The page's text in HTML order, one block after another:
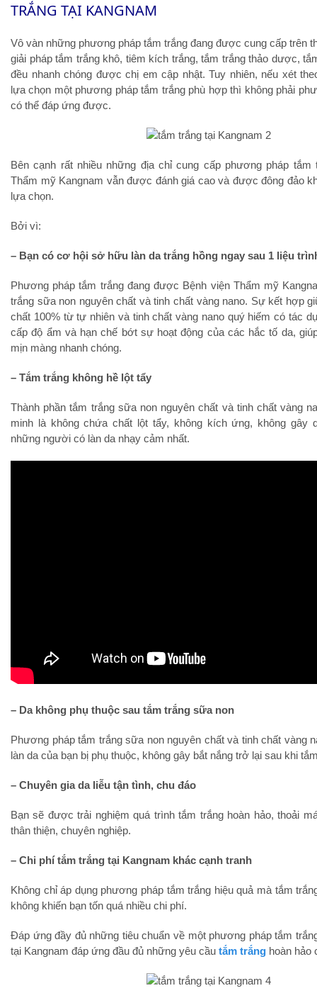
TRẮNG TẠI KANGNAM
Vô vàn những phương pháp tắm trắng đang được cung cấp trên
giải pháp tắm trắng khô, tiêm kích trắng, tắm trắng thảo dược,
đều nhanh chóng được chị em cập nhật. Tuy nhiên, nếu xét
lựa chọn một phương pháp tắm trắng phù hợp thì không phải
có thể đáp ứng được.
Bên cạnh rất nhiều những địa chỉ cung cấp phương pháp tắm
Thẩm mỹ Kangnam vẫn được đánh giá cao và được đông đảo
lựa chọn.
Bởi vì:
– Bạn có cơ hội sở hữu làn da trắng hồng ngay sau 1 liệu
Phương pháp tắm trắng đang được Bệnh viện Thẩm mỹ
trắng sữa non nguyên chất và tinh chất vàng nano. Sự kết hợp
chất 100% từ tự nhiên và tinh chất vàng nano quý hiếm có tác
cấp độ ẩm và hạn chế bớt sự hoạt động của các hắc tố da,
mịn màng nhanh chóng.
– Tắm trắng không hề lột tẩy
Thành phần tắm trắng sữa non nguyên chất và tinh chất vàng
minh là không chứa chất lột tẩy, không kích ứng, không gây
những người có làn da nhạy cảm nhất.
– Da không phụ thuộc sau tắm trắng sữa non
Phương pháp tắm trắng sữa non nguyên chất và tinh chất vàng
làn da của bạn bị phụ thuộc, không gây bắt nắng trở lại sau khi
– Chuyên gia da liễu tận tình, chu đáo
Bạn sẽ được trải nghiệm quá trình tắm trắng hoàn hảo, thoải
thân thiện, chuyên nghiệp.
– Chi phí tắm trắng tại Kangnam khác cạnh tranh
Không chỉ áp dụng phương pháp tắm trắng hiệu quả mà tắm
không khiến bạn tốn quá nhiều chi phí.
Đáp ứng đầy đủ những tiêu chuẩn về một phương pháp tắm
tại Kangnam đáp ứng đầu đủ những yêu cầu tắm trắng hoàn hảo